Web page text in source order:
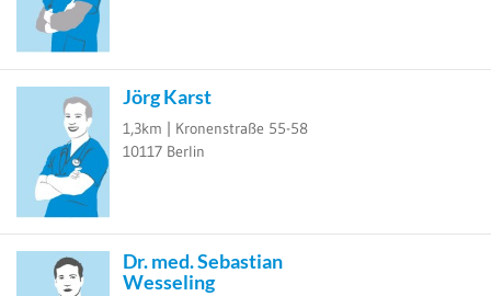
Jörg Karst
1,3km | Kronenstraße 55-58
10117 Berlin
Dr. med. Sebastian
Wesseling